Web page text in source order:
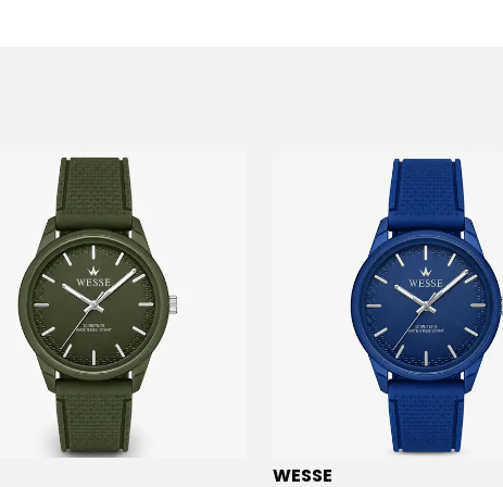
WESSE